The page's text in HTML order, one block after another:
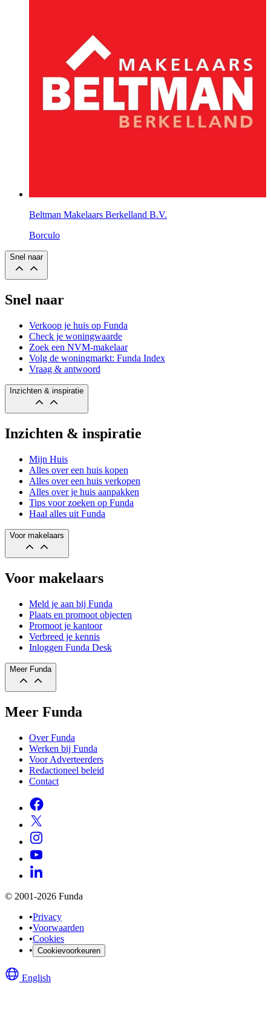
Beltman Makelaars Berkelland B.V.
Borculo
Snel naar
Snel naar
Verkoop je huis op Funda
Check je woningwaarde
Zoek een NVM-makelaar
Volg de woningmarkt: Funda Index
Vraag & antwoord
Inzichten & inspiratie
Inzichten & inspiratie
Mijn Huis
Alles over een huis kopen
Alles over een huis verkopen
Alles over je huis aanpakken
Tips voor zoeken op Funda
Haal alles uit Funda
Voor makelaars
Voor makelaars
Meld je aan bij Funda
Plaats en promoot objecten
Promoot je kantoor
Verbreed je kennis
Inloggen Funda Desk
Meer Funda
Meer Funda
Over Funda
Werken bij Funda
Voor Adverteerders
Redactioneel beleid
Contact
© 2001-2026 Funda
•Privacy
•Voorwaarden
•Cookies
• Cookievoorkeuren
English